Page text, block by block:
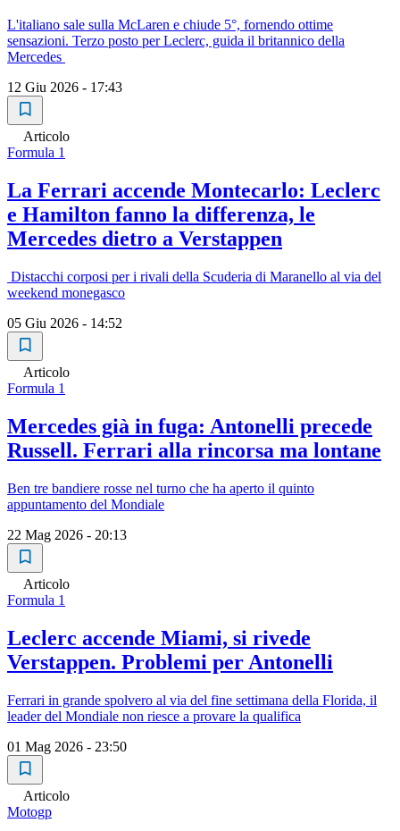
L'italiano sale sulla McLaren e chiude 5°, fornendo ottime
sensazioni. Terzo posto per Leclerc, guida il britannico della
Mercedes
12 Giu 2026 - 17:43
Articolo
Formula 1
La Ferrari accende Montecarlo: Leclerc
e Hamilton fanno la differenza, le
Mercedes dietro a Verstappen
Distacchi corposi per i rivali della Scuderia di Maranello al via del
weekend monegasco
05 Giu 2026 - 14:52
Articolo
Formula 1
Mercedes già in fuga: Antonelli precede
Russell. Ferrari alla rincorsa ma lontane
Ben tre bandiere rosse nel turno che ha aperto il quinto
appuntamento del Mondiale
22 Mag 2026 - 20:13
Articolo
Formula 1
Leclerc accende Miami, si rivede
Verstappen. Problemi per Antonelli
Ferrari in grande spolvero al via del fine settimana della Florida, il
leader del Mondiale non riesce a provare la qualifica
01 Mag 2026 - 23:50
Articolo
Motogp